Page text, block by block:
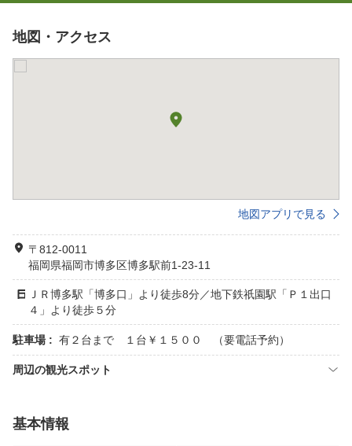
地図・アクセス
地図アプリで見る
〒812-0011
福岡県福岡市博多区博多駅前1-23-11
ＪＲ博多駅「博多口」より徒歩8分／地下鉄祇園駅「Ｐ１出口
４」より徒歩５分
駐車場 : 有２台まで １台￥１５００ （要電話予約）
周辺の観光スポット
基本情報